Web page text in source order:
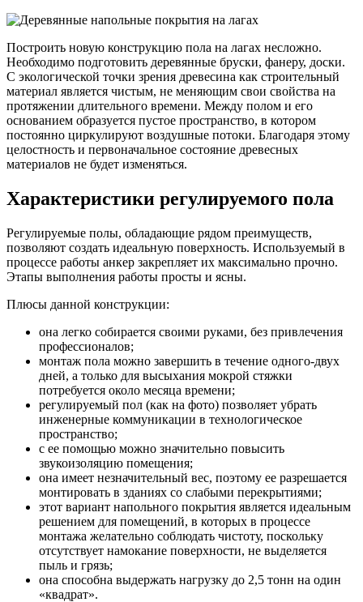
Построить новую конструкцию пола на лагах несложно.
Необходимо подготовить деревянные бруски, фанеру, доски.
С экологической точки зрения древесина как строительный
материал является чистым, не меняющим свои свойства на
протяжении длительного времени. Между полом и его
основанием образуется пустое пространство, в котором
постоянно циркулируют воздушные потоки. Благодаря этому
целостность и первоначальное состояние древесных
материалов не будет изменяться.
Характеристики регулируемого пола
Регулируемые полы, обладающие рядом преимуществ,
позволяют создать идеальную поверхность. Используемый в
процессе работы анкер закрепляет их максимально прочно.
Этапы выполнения работы просты и ясны.
Плюсы данной конструкции:
она легко собирается своими руками, без привлечения
профессионалов;
монтаж пола можно завершить в течение одного-двух
дней, а только для высыхания мокрой стяжки
потребуется около месяца времени;
регулируемый пол (как на фото) позволяет убрать
инженерные коммуникации в технологическое
пространство;
с ее помощью можно значительно повысить
звукоизоляцию помещения;
она имеет незначительный вес, поэтому ее разрешается
монтировать в зданиях со слабыми перекрытиями;
этот вариант напольного покрытия является идеальным
решением для помещений, в которых в процессе
монтажа желательно соблюдать чистоту, поскольку
отсутствует намокание поверхности, не выделяется
пыль и грязь;
она способна выдержать нагрузку до 2,5 тонн на один
«квадрат».